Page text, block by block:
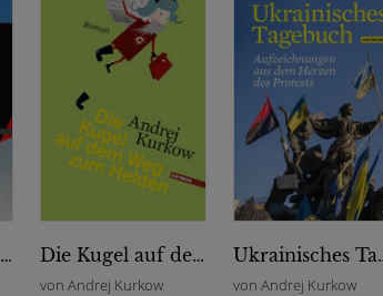
Im Schatten der Mohnblüte Die Kugel auf dem Weg zum Helden
von Andrej Kurkow
von Andrej Kurkow